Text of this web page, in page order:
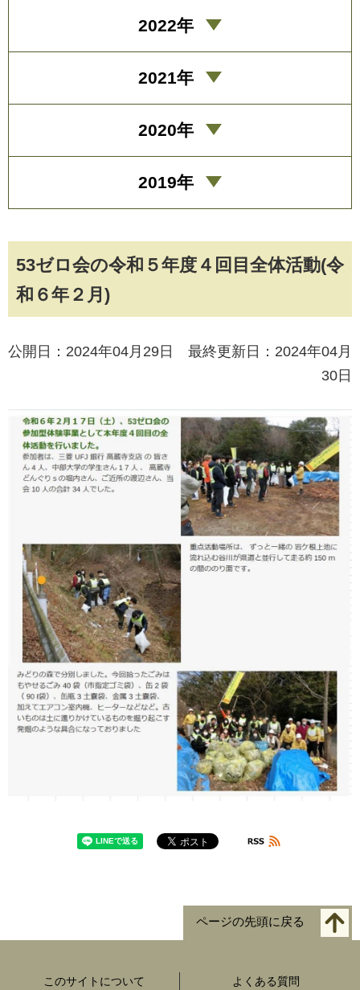
53ゼロ会の令和５年度４回目全体活動(令
和６年２月)
公開日：2024年04月29日 最終更新日：2024年04月
30日
2022年
2021年
2020年
2019年
ページの先頭に戻る
このサイトについて よくある質問